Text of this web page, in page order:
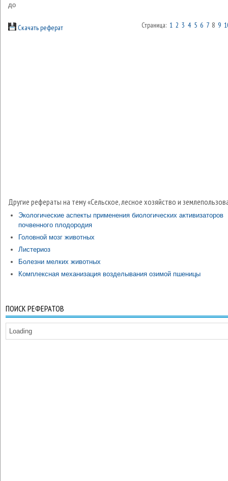
до
Скачать реферат Страница: 1 2 3 4 5 6 78 9
Другие рефераты на тему «Сельское, лесное хозяйство и
Экологические аспекты применения биологических активизаторов
почвенного плодородия
Головной мозг животных
Листериоз
Болезни мелких животных
Комплексная механизация возделывания озимой пшеницы
ПОИСК РЕФЕРАТОВ
Loading